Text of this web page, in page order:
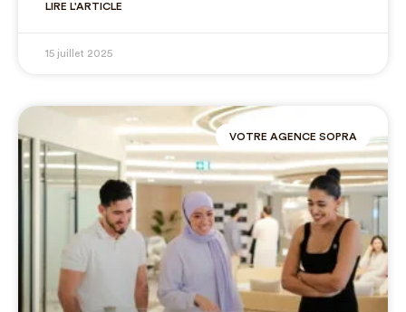
LIRE L'ARTICLE
15 juillet 2025
VOTRE AGENCE SOPRA